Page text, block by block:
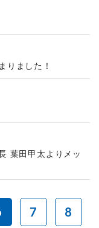
りました！
葉田甲太よりメッ
7
8